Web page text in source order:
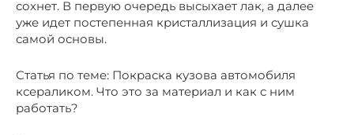
сохнет. В первую очередь высыхает лак, а далее
уже идет постепенная кристаллизация и сушка
самой основы.
Статья по теме: Покраска кузова автомобиля
ксераликом. Что это за материал и как с ним
работать?